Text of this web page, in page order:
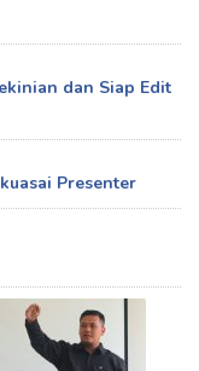
dan Siap Edit
Presenter